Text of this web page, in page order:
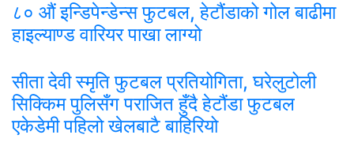
८० औं इन्डिपेन्डेन्स फुटबल, हेटौंडाको गोल बाढीमा
हाइल्याण्ड वारियर पाखा लाग्यो
सीता देवी स्मृति फुटबल प्रतियोगिता, घरेलुटोली
सिक्किम पुलिसँग पराजित हुँदै हेटौंडा फुटबल
एकेडेमी पहिलो खेलबाटै बाहिरियो